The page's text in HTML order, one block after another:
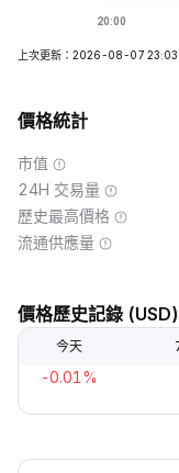
上次更新：2026-08-07
價格統計
市值
24H 交易量
歷史最高價格
流通供應量
價格歷史記錄 (USD)
今天
-0.01%